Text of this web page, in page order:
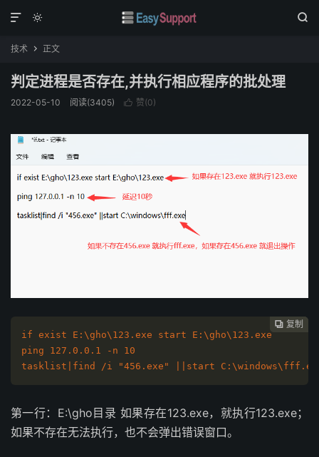
 

技术  正文
判定进程是否存在,并执行相应程序的批处理
2022-05-10 阅读(3405)  赞(0)
 复制
 复制
 复制
if exist E:\gho\123.exe start E:\gho\123.exe
ping 127.0.0.1 -n 10
tasklist|find /i "456.exe" ||start
第一行：E:\gho目录 如果存在123.exe，就执行123.exe；
如果不存在无法执行，也不会弹出错误窗口。